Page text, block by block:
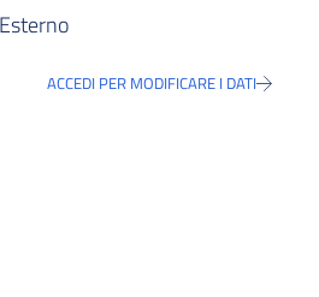
ACCEDI PER MODIFICARE I DATI